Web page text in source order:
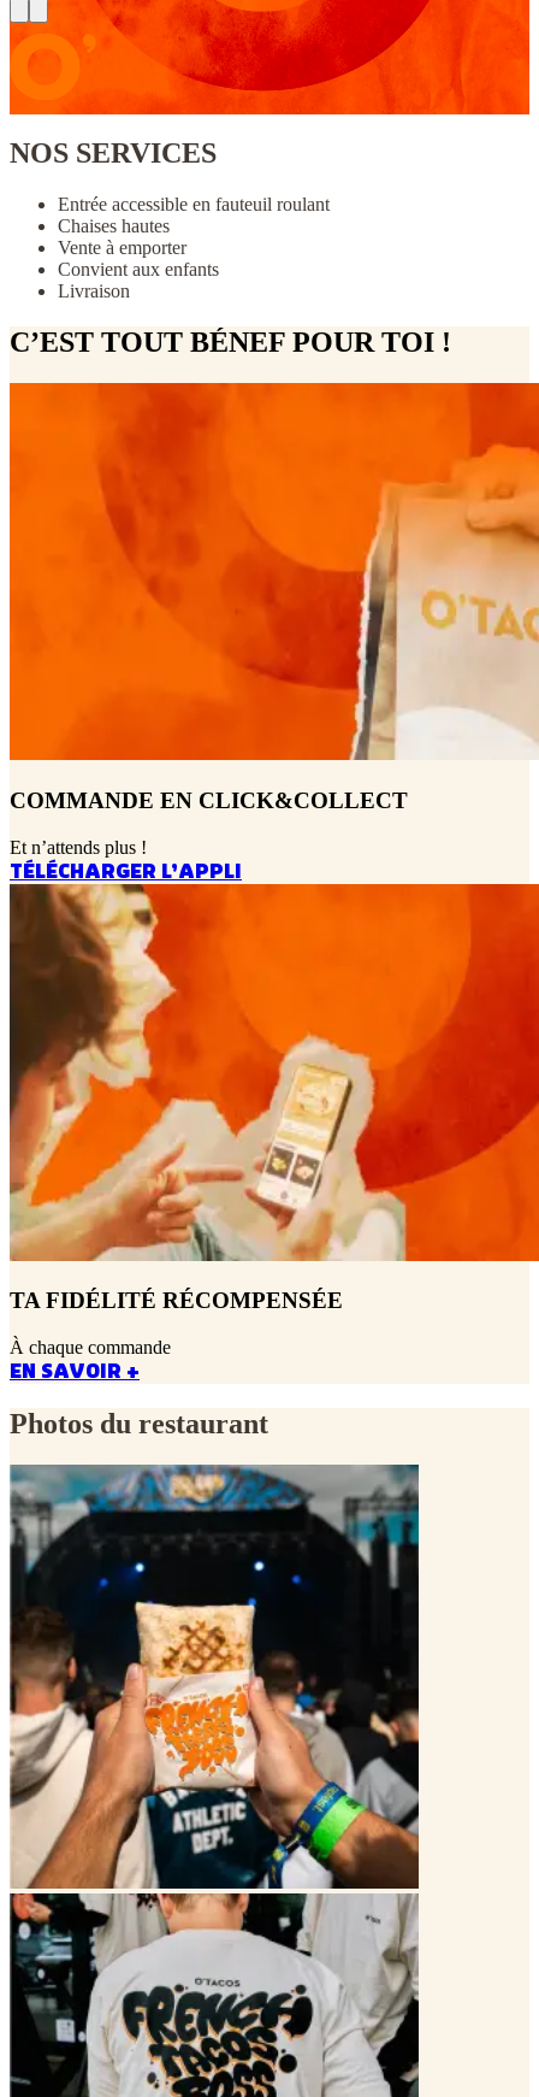
NOS SERVICES
Entrée accessible en fauteuil roulant
Chaises hautes
Vente à emporter
Convient aux enfants
Livraison
C’EST TOUT BÉNEF POUR TOI !
COMMANDE EN CLICK&COLLECT
Et n’attends plus !
TÉLÉCHARGER L’APPLI
TA FIDÉLITÉ RÉCOMPENSÉE
À chaque commande
EN SAVOIR +
Photos du restaurant